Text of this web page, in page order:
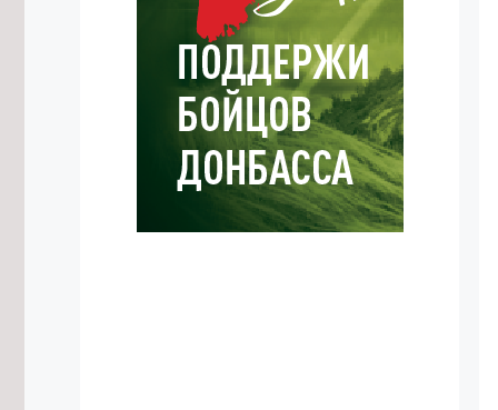
9/08/2026 в 09:05
Около 7 тысяч бизнесменов
Забайкалья перешли на
электронную подпись в 2026 году
9/08/2026 в 00:25
Дело возбудили из-за двух
утонувших на Сухотино подростков